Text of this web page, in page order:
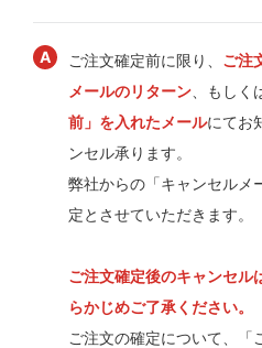
ご注文確定前に限り、 ご注
メールのリターン 、もしく
前」を入れたメールにてお
ンセル承ります。
弊社からの「キャンセルメ
定とさせていただきます。
ご注文確定後のキャンセル
らかじめご了承ください。
ご注文の確定について、「